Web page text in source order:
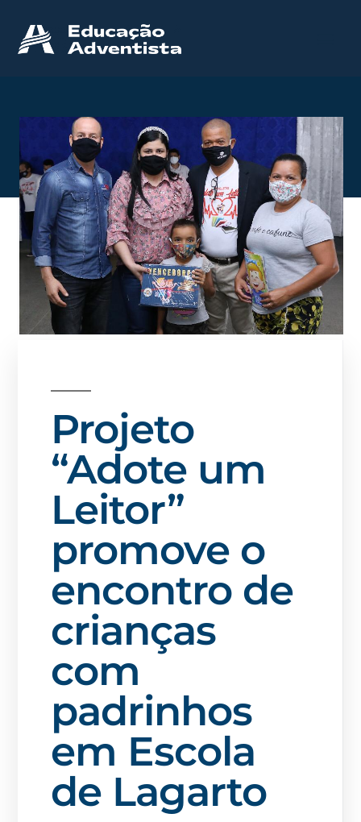
Projeto
“Adote um
Leitor”
promove o
encontro de
crianças
com
padrinhos
em Escola
de Lagarto